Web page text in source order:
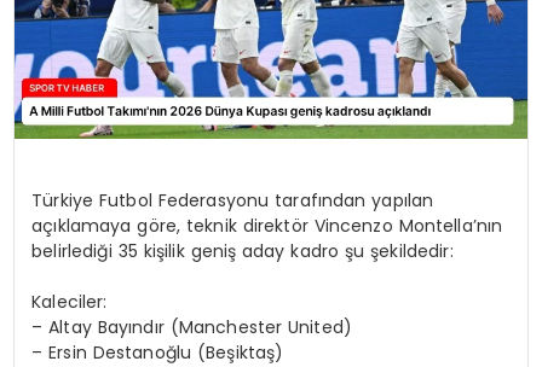
YAŞAM
Türkiye Futbol Federasyonu tarafından yapılan
açıklamaya göre, teknik direktör Vincenzo Montella’nın
belirlediği 35 kişilik geniş aday kadro şu şekildedir:
Kaleciler:
– Altay Bayındır (Manchester United)
– Ersin Destanoğlu (Beşiktaş)